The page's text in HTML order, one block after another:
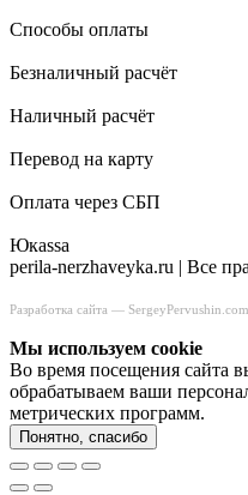
Способы оплаты
Безналичный расчёт
Наличный расчёт
Перевод на карту
Оплата через СБП
Юкаssа
perila-nerzhaveyka.ru | Все
Разработка сайта — SergeyPervushin.com
Мы используем сookie
Во время посещения сайта
обрабатываем ваши
метрических программ.
Понятно, спасибо